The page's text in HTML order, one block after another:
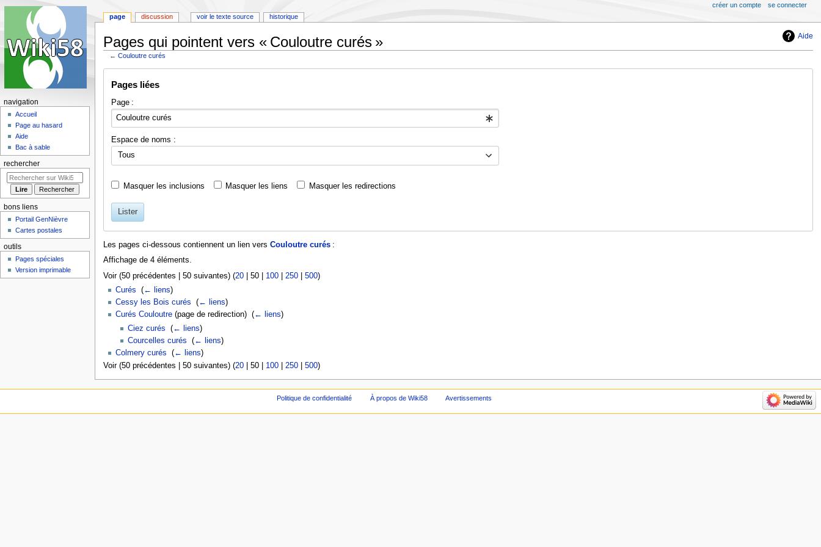
Aide
Pages qui pointent vers « Couloutre curés »
←Couloutre curés
navigation
recherche
Pages liées
Page :
Espace de noms :
Tous
Masquer les inclusions Masquer les liens Masquer les redirections
Lister
Les pages ci-dessous contiennent un lien vers Couloutre curés:
Affichage de 4 éléments.
Voir (50 précédentes 50 suivantes) (20| 50| 100| 250| 500)
Curés
(← liens)
Cessy les Bois curés
(← liens)
Curés Couloutre(page de redirection) ‎ (← liens)
Ciez curés ‎(← liens)
Courcelles curés ‎(← liens)
Colmery curés
(← liens)
Voir (50 précédentes 50 suivantes) (20| 50| 100| 250| 500)
page discussion voir le texte source historique
créer un compte se connecter
navigation
Accueil
Page au hasard
Aide
Bac à sable
rechercher
bons liens
Portail GenNièvre
Cartes postales
outils
Pages spéciales
Version imprimable
Politique de confidentialité À propos de Wiki58 Avertissements